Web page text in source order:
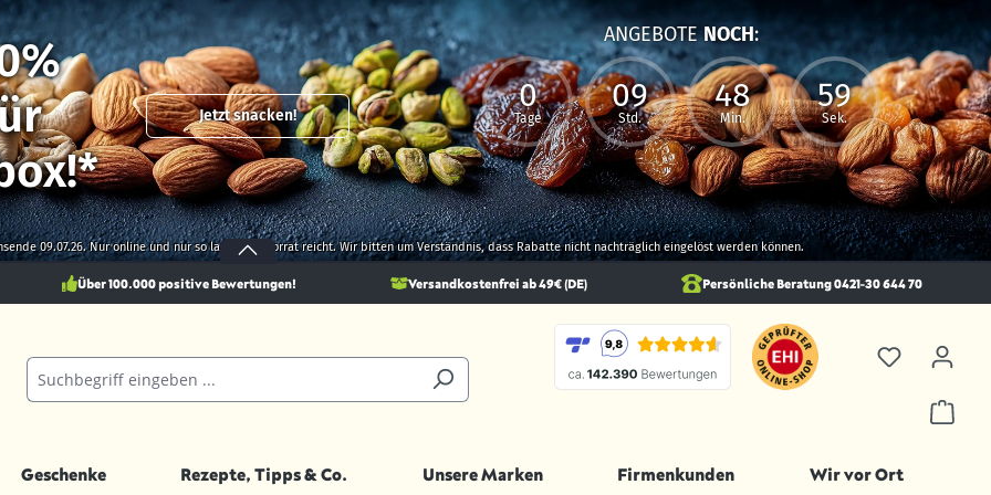
Jetzt snacken!
ANGEBOTENOCH:
0
Tage
09
Std.
48
Min.
57
Sek.
09.07.26. Nur online und nur so lange der Vorrat reicht. Wir bitten um Verständnis, dass Rabatte nicht nachträglich eingelöst werden können.
Über 100.000 positive Bewertungen! Versandkostenfrei ab 49€ (DE) Persönliche Beratung 0421-30 644 70
Geschenke Rezepte, Tipps & Co. Unsere Marken Firmenkunden Wir vor Ort